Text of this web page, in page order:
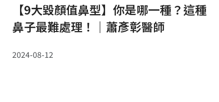
【9大毀顏值鼻型】你是哪一種？這種
鼻子最難處理！｜蕭彥彰醫師
2024-08-12